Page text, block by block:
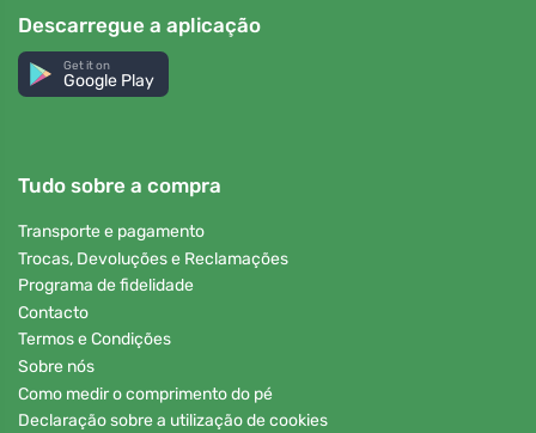
Descarregue a aplicação
Get it on
Google Play
Tudo sobre a compra
Transporte e pagamento
Trocas, Devoluções e Reclamações
Programa de fidelidade
Contacto
Termos e Condições
Sobre nós
Como medir o comprimento do pé
Declaração sobre a utilização de cookies